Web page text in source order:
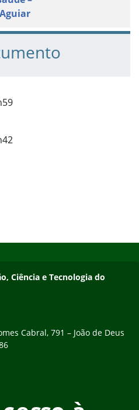
Ciência e Tecnologia do
Cabral, 791 – João de Deus